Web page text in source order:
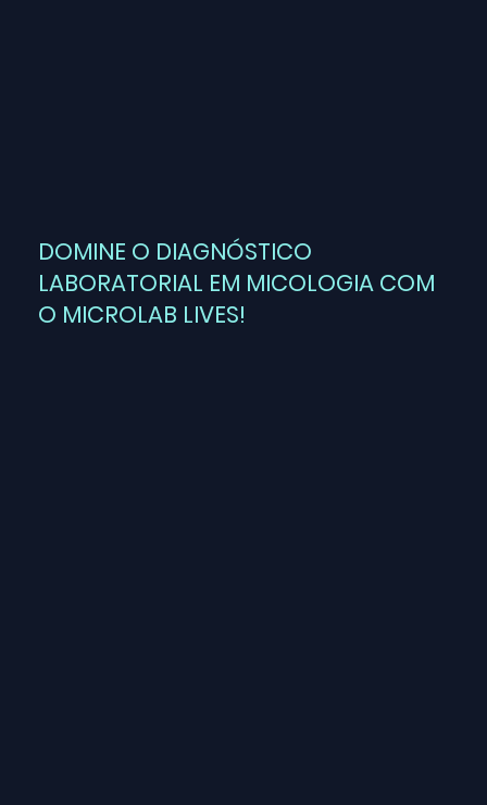
DOMINE O DIAGNÓSTICO
LABORATORIAL EM MICOLOGIA COM
O MICROLAB LIVES!